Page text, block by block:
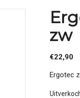
zw
€22,90
Ergotec